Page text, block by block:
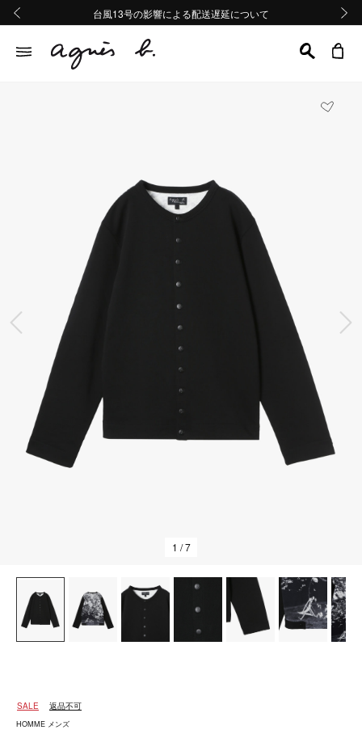
熊本地域地震の影響による配送遅延について
Summer Sale 2buy10%OFF!!
台風13号の影響による配送遅延について
熊本地域地震の影響による配送遅延について
Summer Sale 2buy10%OFF!!
前の画像
1 / 7
SALE 返品不可
HOMME メンズ